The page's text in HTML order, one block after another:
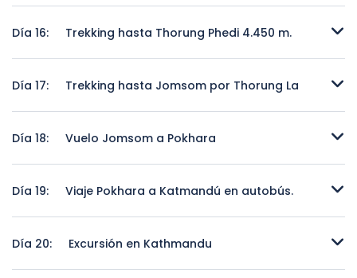
Día 16:
Trekking hasta Thorung Phedi 4.450 m.
Día 17:
Trekking hasta Jomsom por Thorung La
Día 18:
Vuelo Jomsom a Pokhara
Día 19:
Viaje Pokhara a Katmandú en autobús.
Día 20:
Excursión en Kathmandu